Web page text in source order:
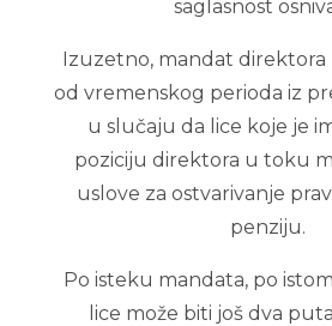
saglasnost
Izuzetno, mandat direktora
od vremenskog perioda iz
u slučaju da lice koje je
poziciju direktora u toku
uslove za ostvarivanje
penziju.
Po isteku mandata, po
lice može biti još dva